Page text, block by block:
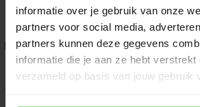
informatie over je gebruik van onze
partners voor social media,
partners kunnen deze gegevens
informatie die je aan ze hebt verstrekt
verzameld op basis van jouw gebruik
Application error: a client-side
loadingwww.voordeeluitjes.nl (see the
information).